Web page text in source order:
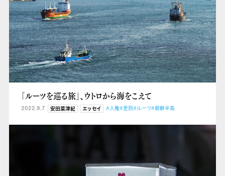
「ルーツを巡る旅」、ウトロから海をこえて
2022.9.7 安田菜津紀 エッセイ #人権#差別#ルーツ#朝鮮半島